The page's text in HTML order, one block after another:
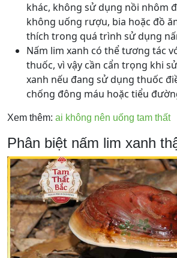
khác, không sử dụng nồi nhôm
không uống rượu, bia hoặc đồ
thích trong quá trình sử dụng
Nấm lim xanh có thể tương tác
thuốc, vì vậy cần cẩn trọng khi
xanh nếu đang sử dụng thuốc
chống đông máu hoặc tiểu
Xem thêm: ai không nên uống tam thất
Phân biệt nấm lim xanh